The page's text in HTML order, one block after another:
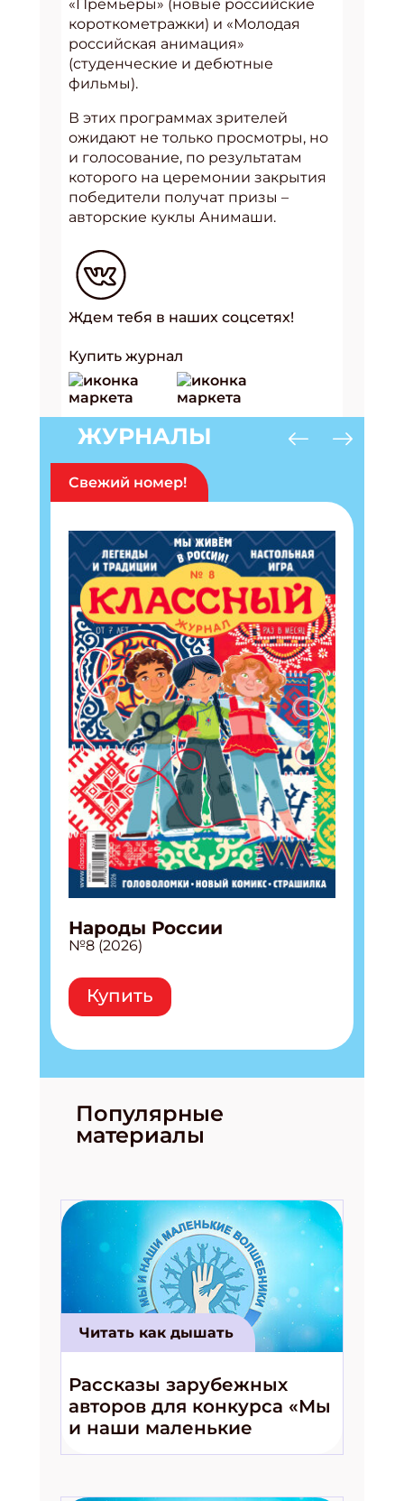
«Премьеры» (новые российские
короткометражки) и «Молодая
российская анимация»
(студенческие и дебютные
фильмы).
В этих программах зрителей
ожидают не только просмотры, но
и голосование, по результатам
которого на церемонии закрытия
победители получат призы –
авторские куклы Анимаши.
Ждем тебя в наших соцсетях!
Купить журнал
ЖУРНАЛЫ
Свежий номер!
Народы России
№8 (2026)
Купить
Популярные
материалы
Читать как дышать
Рассказы зарубежных
авторов для конкурса «Мы
и наши маленькие
волшебники!»
Подпишись на рассылку
Получи электронный "Классный журнал" в
подарок!
Укажите Ваш Email